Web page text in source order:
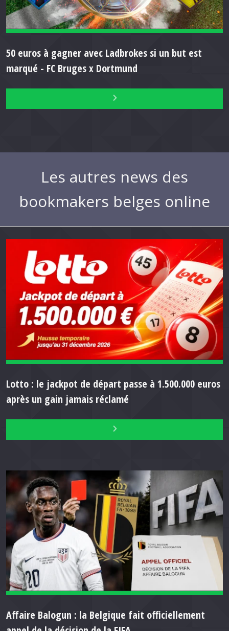
50 euros à gagner avec Ladbrokes si un but est
marqué - FC Bruges x Dortmund
Les autres news des
bookmakers belges online
Lotto : le jackpot de départ passe à 1.500.000 euros
après un gain jamais réclamé
Affaire Balogun : la Belgique fait officiellement